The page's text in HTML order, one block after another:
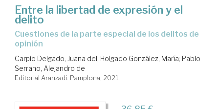
Entre la libertad de expresión y el
delito
cuestiones de la parte especial de los delitos de
opinión
Carpio Delgado, Juana del; Holgado González, María; Pablo
Serrano, Alejandro de
Editorial Aranzadi. Pamplona, 2021